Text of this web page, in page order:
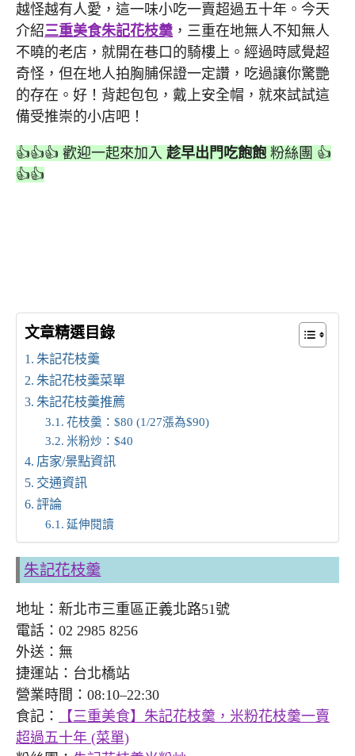
越怪越有人愛，這一味小吃一賣超過五十年。今天
介紹三重美食朱記花枝羹 ，三重在地無人不知無人
不曉的老店，就開在巷口的騎樓上。經過時感覺超
奇怪，但在地人拍胸脯保證一定讚，吃過讓你驚艷
的存在。好！背起包包，戴上安全帽，就來試試這
備受推崇的小店吧！
👍👍👍 歡迎一起來加入 趁早出門吃飽飽 粉絲團 👍
👍👍
文章精選目錄
朱記花枝羹
朱記花枝羹菜單
朱記花枝羹推薦
花枝羹：$80 (1/27漲為$90)
米粉炒：$40
店家/景點資訊
交通資訊
評論
延伸閱讀
朱記花枝羹
地址：新北市三重區正義北路51號
電話：02 2985 8256
外送：無
捷運站：台北橋站
營業時間：08:10–22:30
食記：
【三重美食】朱記花枝羹，米粉花枝羹一賣
超過五十年 (菜單)